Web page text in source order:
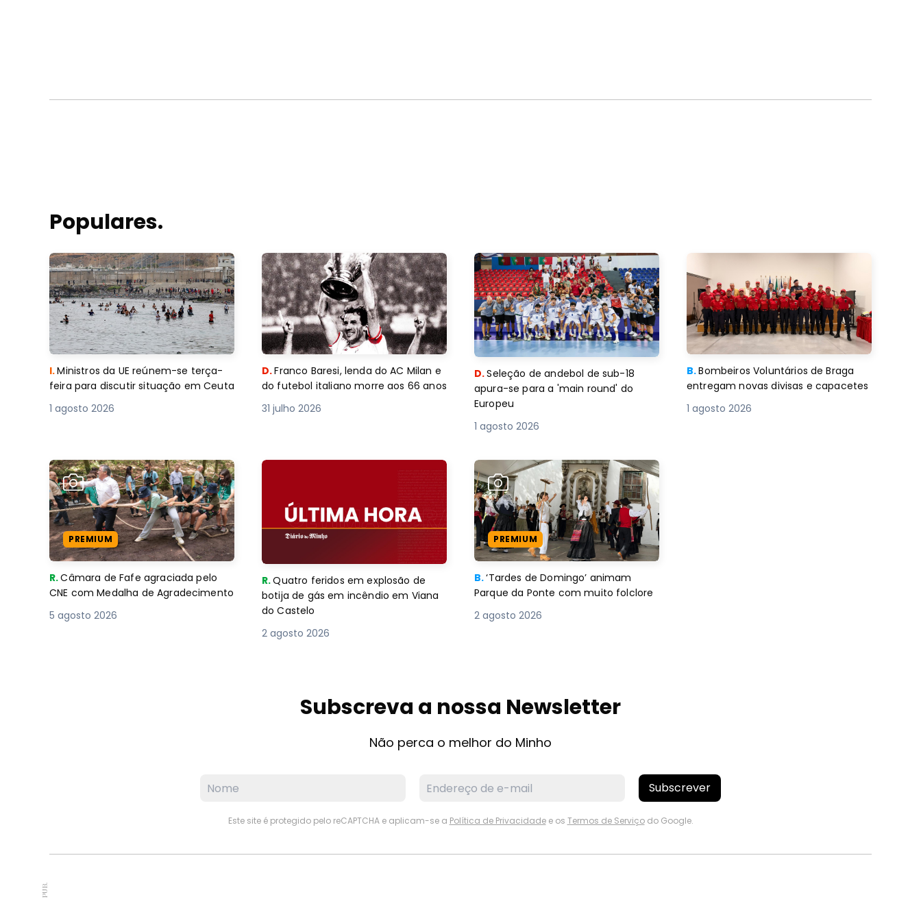
Populares.
I.Ministros da UE reúnem-se terça-
feira para discutir situação em Ceuta
1 agosto 2026
D.Franco Baresi, lenda do AC Milan e
do futebol italiano morre aos 66 anos
31 julho 2026
D.Seleção de andebol de sub-18
apura-se para a 'main round' do
Europeu
1 agosto 2026
B.Bombeiros Voluntários de Braga
entregam novas divisas e capacetes
1 agosto 2026
PREMIUM
R.Câmara de Fafe agraciada pelo
CNE com Medalha de Agradecimento
5 agosto 2026
R.Quatro feridos em explosão de
botija de gás em incêndio em Viana
do Castelo
2 agosto 2026
PREMIUM
B.‘Tardes de Domingo’ animam
Parque da Ponte com muito folclore
2 agosto 2026
Subscreva a nossa Newsletter
Não perca o melhor do Minho
Subscrever
Este site é protegido pelo reCAPTCHA e aplicam-se a Política de Privacidadee os Termos de Serviçodo Google.
PUB.